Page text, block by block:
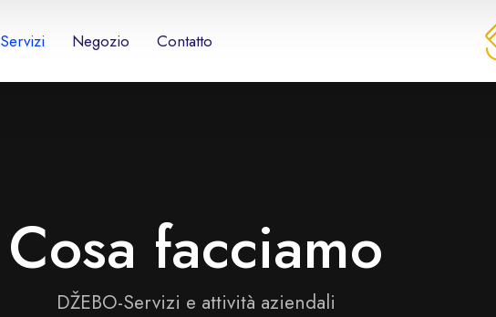
Servizi Negozio Contatto
Cosa facciamo
DŽEBO-Servizi e attività aziendali